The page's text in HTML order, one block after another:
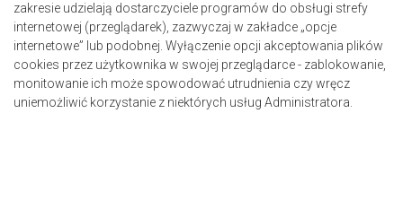
zakresie udzielają dostarczyciele programów do obsługi strefy
internetowej (przeglądarek), zazwyczaj w zakładce „opcje
internetowe” lub podobnej. Wyłączenie opcji akceptowania plików
cookies przez użytkownika w swojej przeglądarce - zablokowanie,
monitowanie ich może spowodować utrudnienia czy wręcz
uniemożliwić korzystanie z niektórych usług Administratora.